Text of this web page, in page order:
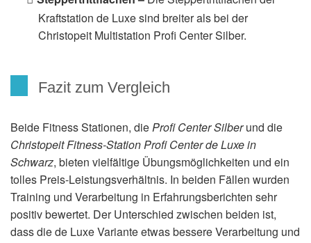
Kraftstation de Luxe sind breiter als bei der
Christopeit Multistation Profi Center Silber.
Fazit zum Vergleich
Beide Fitness Stationen, dieProfi Center Silberund die
Christopeit Fitness-StationProfi Center de Luxe in
Schwarz, bieten vielfältige Übungsmöglichkeiten und ein
tolles Preis-Leistungsverhältnis. In beiden Fällen wurden
Training und Verarbeitung in Erfahrungsberichten sehr
positiv bewertet. Der Unterschied zwischen beiden ist,
dass die de Luxe Variante etwas bessere Verarbeitung und